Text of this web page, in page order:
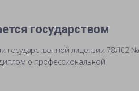
государством
государственной лицензии 78Л02 №
о профессиональной